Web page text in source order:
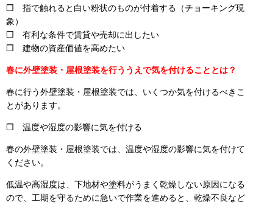
❒ 指で触れると白い粉状のものが付着する（チョーキング現
象）
❒ 有利な条件で賃貸や売却に出したい
❒ 建物の資産価値を高めたい
春に外壁塗装・屋根塗装を行ううえで気を付けることとは？
春に行う外壁塗装・屋根塗装では、いくつか気を付けるべきこ
とがあります。
❒ 温度や湿度の影響に気を付ける
春の外壁塗装・屋根塗装では、温度や湿度の影響に気を付けて
ください。
低温や高湿度は、下地材や塗料がうまく乾燥しない原因になる
ので、工期を守るために急いで作業を進めると、乾燥不良など